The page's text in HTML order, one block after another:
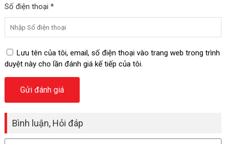
Số điện thoại *
Lưu tên của tôi, email, số điện thoại vào trang web trong trình
duyệt này cho lần đánh giá kế tiếp của tôi.
Bình luận, Hỏi đáp